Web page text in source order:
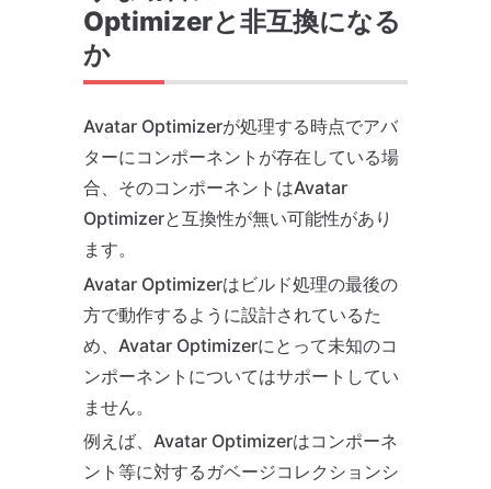
Optimizerと非互換になる
か
Avatar Optimizerが処理する時点でアバ
ターにコンポーネントが存在している場
合、そのコンポーネントはAvatar
Optimizerと互換性が無い可能性があり
ます。
Avatar Optimizerはビルド処理の最後の
方で動作するように設計されているた
め、Avatar Optimizerにとって未知のコ
ンポーネントについてはサポートしてい
ません。
例えば、Avatar Optimizerはコンポーネ
ント等に対するガベージコレクションシ